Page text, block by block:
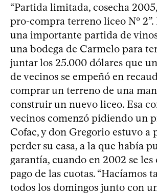
“Partida limitada, cosecha
pro-compra terreno liceo Nº 2”.
una importante partida de
una bodega de Carmelo para
juntar los 25.000 dólares que
de vecinos se empeñó en
comprar un terreno de una
construir un nuevo liceo. Esa
vecinos comenzó pidiendo un
Cofac, y don Gregorio estuvo a
perder su casa, a la que había
garantía, cuando en 2002 se
pago de las cuotas. “Hacíamos
todos los domingos junto con